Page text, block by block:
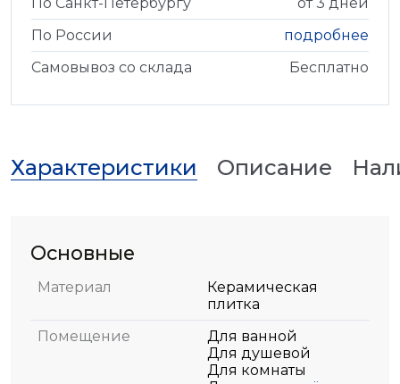
По России
подробнее
Самовывоз со склада
Бесплатно
Характеристики Описание
Основные
Материал
Керамическая
плитка
Помещение
Для ванной
Для душевой
Для комнаты